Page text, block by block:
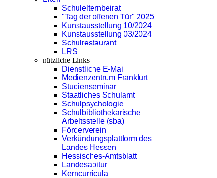
Schulelternbeirat
"Tag der offenen Tür" 2025
Kunstausstellung 10/2024
Kunstausstellung 03/2024
Schulrestaurant
LRS
nützliche Links
Dienstliche E-Mail
Medienzentrum Frankfurt
Studienseminar
Staatliches Schulamt
Schulpsychologie
Schulbibliothekarische
Arbeitsstelle (sba)
Förderverein
Verkündungsplattform des
Landes Hessen
Hessisches-Amtsblatt
Landesabitur
Kerncurricula